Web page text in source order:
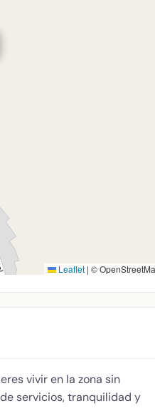
Leaflet | ©
vivir en la zona sin
servicios, tranquilidad y